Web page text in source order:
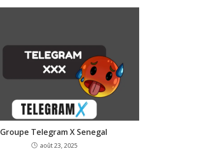
Groupe Telegram X Senegal
août 23, 2025